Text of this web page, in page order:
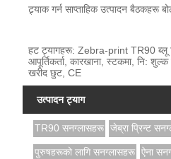
ट्र्याक गर्न साप्ताहिक उत्पादन बैठकहरू
हट ट्यागहरू: Zebra-print TR90 ब्लू
आपूर्तिकर्ता, कारखाना, स्टकमा, नि:
खरीद छुट, CE
उत्पादन ट्याग
TR90 सनग्लासहरू जेब्रा प्रिन्ट
पुरुषहरूको लागि सनग्लासहरू ऐना